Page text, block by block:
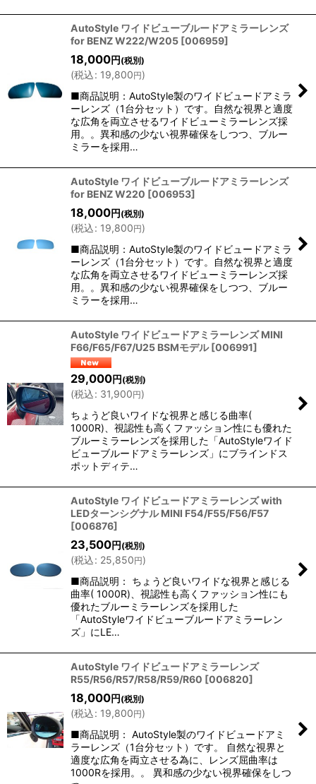
AutoStyle ワイドビューブルードアミラーレンズ
for BENZ W222/W205 [006959]
18,000円 (税別)
(税込: 19,800円)
■商品説明：AutoStyle製のワイドビュードアミラ
ーレンズ（1台分セット）です。自然な視界と適度
な広角を両立させるワイドビューミラーレンズ採
用。。異和感の少ない視界確保をしつつ、ブルー
ミラーを採用…
AutoStyle ワイドビューブルードアミラーレンズ
for BENZ W220 [006953]
18,000円 (税別)
(税込: 19,800円)
■商品説明：AutoStyle製のワイドビュードアミラ
ーレンズ（1台分セット）です。自然な視界と適度
な広角を両立させるワイドビューミラーレンズ採
用。。異和感の少ない視界確保をしつつ、ブルー
ミラーを採用…
AutoStyle ワイドビュードアミラーレンズ MINI
F66/F65/F67/U25 BSMモデル [006991]
29,000円 (税別)
(税込: 31,900円)
ちょうど良いワイドな視界と感じる曲率(
1000R)、視認性も高くファッション性にも優れた
ブルーミラーレンズを採用した「AutoStyleワイド
ビューブルードアミラーレンズ」にブラインドス
ポットディテ…
AutoStyle ワイドビュードアミラーレンズ with
LEDターンシグナル MINI F54/F55/F56/F57
[006876]
23,500円 (税別)
(税込: 25,850円)
■商品説明： ちょうど良いワイドな視界と感じる
曲率( 1000R)、視認性も高くファッション性にも
優れたブルーミラーレンズを採用した
「AutoStyleワイドビューブルードアミラーレン
ズ」にLE…
AutoStyle ワイドビュードアミラーレンズ
R55/R56/R57/R58/R59/R60 [006820]
18,000円 (税別)
(税込: 19,800円)
■商品説明： AutoStyle製のワイドビュードアミ
ラーレンズ（1台分セット）です。 自然な視界と
適度な広角を両立させる為に、レンズ屈曲率は
1000Rを採用。。 異和感の少ない視界確保をしつ